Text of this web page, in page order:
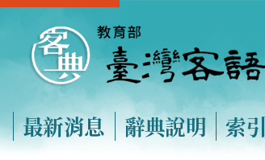
最新消息 辭典說明 索